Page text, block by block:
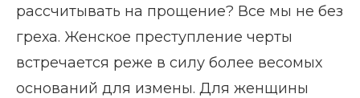
рассчитывать на прощение? Все мы не без
греха. Женское преступление черты
встречается реже в силу более весомых
оснований для измены. Для женщины